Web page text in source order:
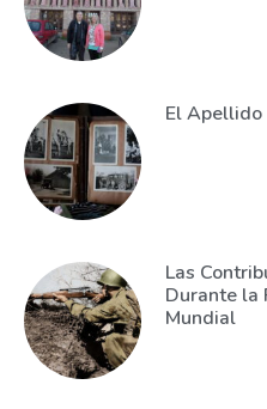
El Apellido
Las
Durante la
Mundial